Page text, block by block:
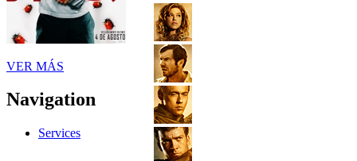
VER MÁS
Navigation
Services